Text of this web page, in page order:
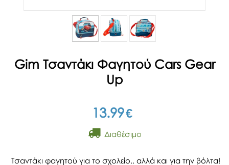
Gim Τσαντάκι Φαγητού Cars Gear
Up
13.99€
Διαθέσιμο
Τσαντάκι φαγητού για το σχολείο.. αλλά και για την βόλτα!